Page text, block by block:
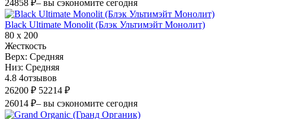
24858 ₽– вы сэкономите сегодня
Black Ultimate Monolit (Блэк Ультимэйт Монолит)
80 х 200
Жесткость
Верх: Средняя
Низ: Средняя
4.8 4отзывов
26200 ₽ 52214 ₽
26014 ₽– вы сэкономите сегодня